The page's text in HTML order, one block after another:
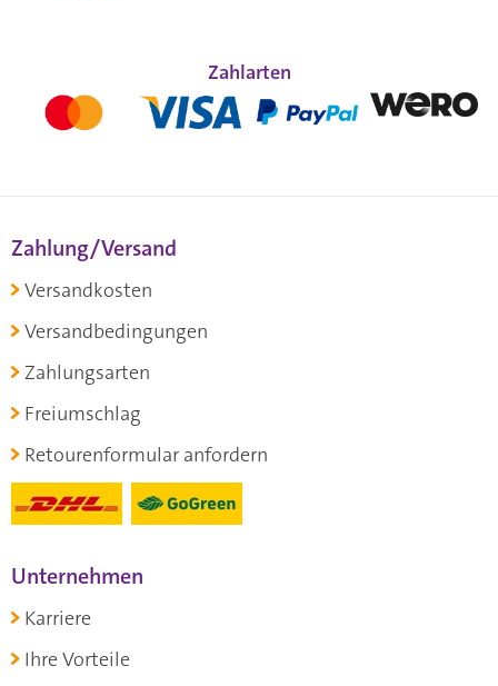
Zahlarten
Zahlung/Versand
Versandkosten
Versandbedingungen
Zahlungsarten
Freiumschlag
Retourenformular anfordern
Unternehmen
Karriere
Ihre Vorteile